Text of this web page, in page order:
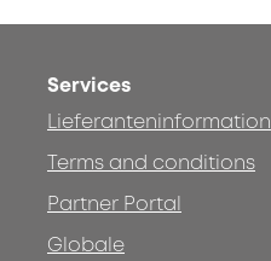
Services
Lieferanteninformation
Terms and conditions
Partner Portal
Globale